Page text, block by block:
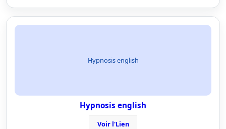
Hypnosis english
Hypnosis english
Voir l'Lien